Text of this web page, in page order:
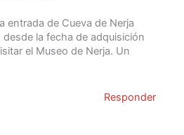
entrada de Cueva de Nerja
la fecha de adquisición
el Museo de Nerja. Un
Responder